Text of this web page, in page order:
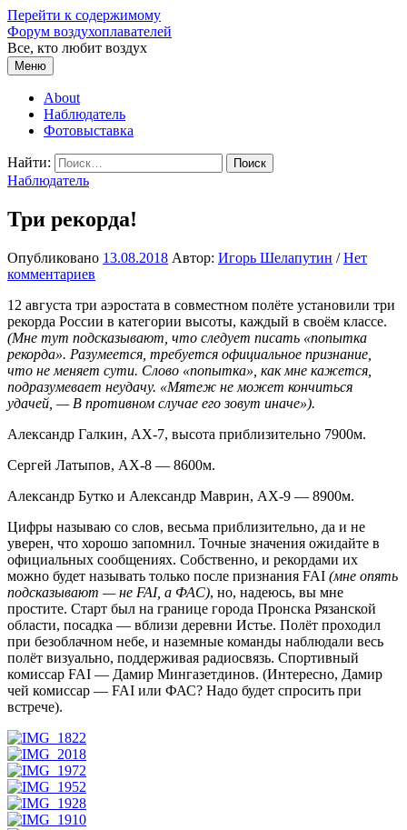
Перейти к содержимому
Форум воздухоплавателей
Все, кто любит воздух
Меню
About
Наблюдатель
Фотовыставка
Найти:
Наблюдатель
Три рекорда!
Опубликовано 13.08.2018 Автор: Игорь Шелапутин /Нет
комментариев
12 августа три аэростата в совместном полёте установили три
рекорда России в категории высоты, каждый в своём классе.
(Мне тут подсказывают, что следует писать «попытка
рекорда». Разумеется, требуется официальное признание,
что не меняет сути. Слово «попытка», как мне кажется,
подразумевает неудачу. «Мятеж не может кончиться
удачей, — В противном случае его зовут иначе»).
Александр Галкин, АХ-7, высота приблизительно 7900м.
Сергей Латыпов, АХ-8 — 8600м.
Александр Бутко и Александр Маврин, АХ-9 — 8900м.
Цифры называю со слов, весьма приблизительно, да и не
уверен, что хорошо запомнил. Точные значения ожидайте в
официальных сообщениях. Собственно, и рекордами их
можно будет называть только после признания FAI (мне опять
подсказывают — не FAI, а ФАС), но, надеюсь, вы мне
простите. Старт был на границе города Пронска Рязанской
области, посадка — вблизи деревни Истье. Полёт проходил
при безоблачном небе, и наземные команды наблюдали весь
полёт визуально, поддерживая радиосвязь. Спортивный
комиссар FAI — Дамир Мингазетдинов. (Интересно, Дамир
чей комиссар — FAI или ФАС? Надо будет спросить при
встрече).